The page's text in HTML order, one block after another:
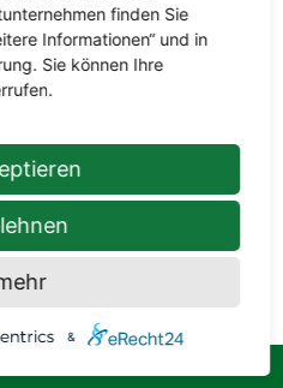
Schnecken -
Pflanzen zusetzen
von Neudorff
von Oscorna und
viele
finden Sie
Informationen“ und in
Sie können Ihre
&